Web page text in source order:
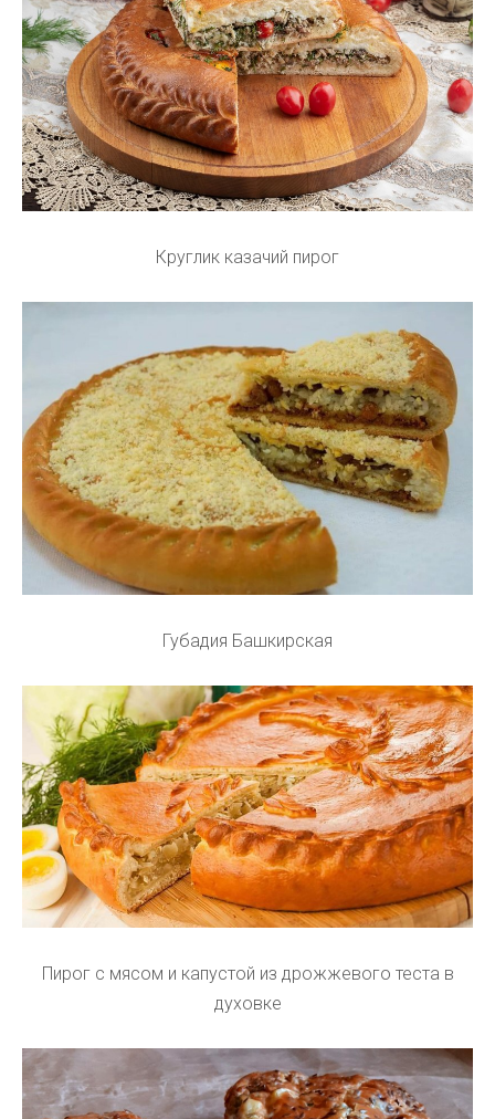
Круглик казачий пирог
Губадия Башкирская
Пирог с мясом и капустой из дрожжевого теста в
духовке